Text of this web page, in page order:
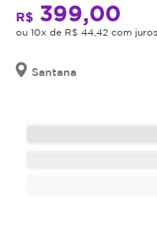
R$ 399,00
ou 10x de R$ 44,42 com juros
Santana